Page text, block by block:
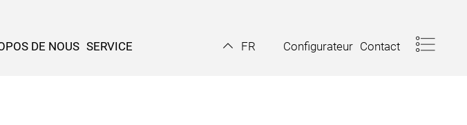
DE NOUS SERVICE FR Configurateur Contact